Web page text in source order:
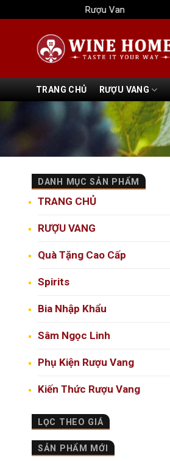
qua
Rượu Vang Wine Home
TRANG CHỦ RƯỢU VANG
DANH MỤC SẢN PHẨM
TRANG CHỦ
RƯỢU VANG
Quà Tặng Cao Cấp
Spirits
Bia Nhập Khẩu
Sâm Ngọc Linh
Phụ Kiện Rượu Vang
Kiến Thức Rượu Vang
LỌC THEO GIÁ
SẢN PHẨM MỚI